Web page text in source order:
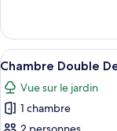
Double
ou
avec
lits
jumeaux,
balcon,
le
type
de
chambre
Chambre
Deluxe
Double
Afficher
toutes
les
photos
6
Chambre Double
Vue sur le jardin
1 chambre